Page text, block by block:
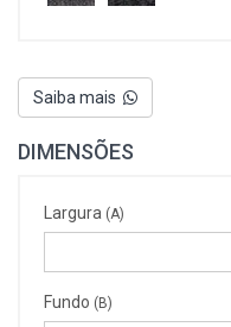
Saiba mais
DIMENSÕES
Largura (A)
Fundo (B)